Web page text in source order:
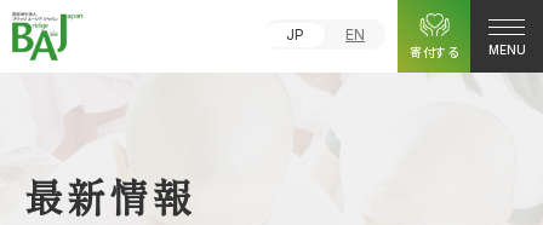
JP
EN
寄付する
MENU
最新情報